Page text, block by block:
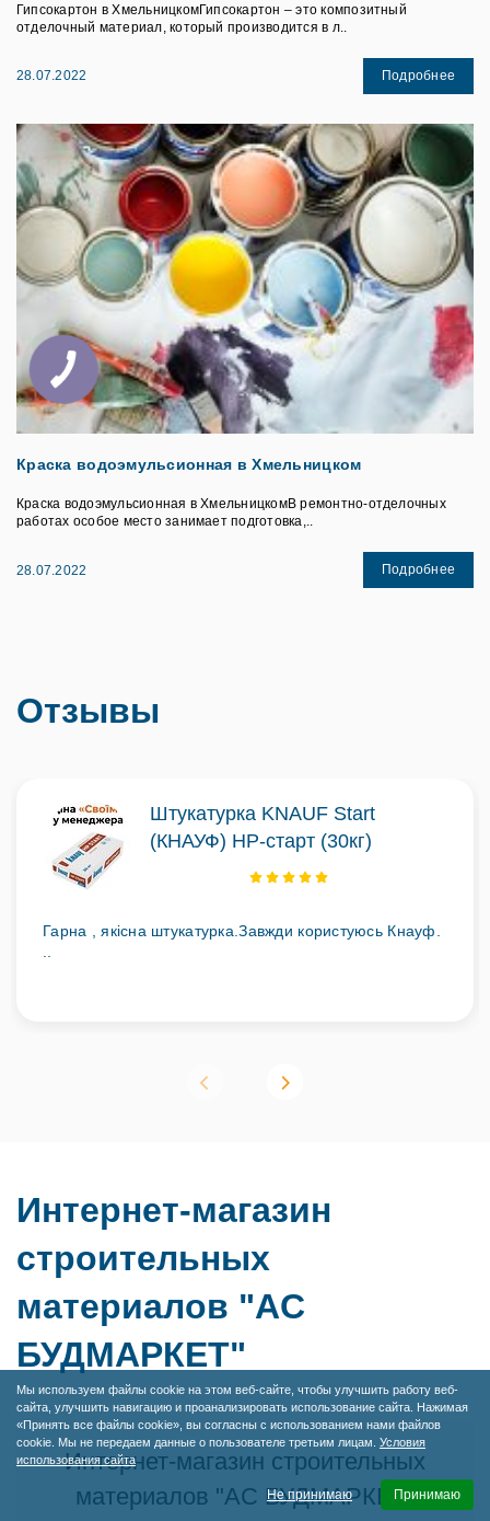
Гипсокартон в ХмельницкомГипсокартон – это композитный
отделочный материал, который производится в л..
28.07.2022 Подробнее
Краска водоэмульсионная в Хмельницком
Краска водоэмульсионная в ХмельницкомВ ремонтно-отделочных
работах особое место занимает подготовка,..
28.07.2022 Подробнее
Отзывы
Штукатурка KNAUF Start
(КНАУФ) НР-старт (30кг)
Гарна , якісна штукатурка.Завжди користуюсь Кнауф.
..
Интернет-магазин
строительных
материалов "AC
БУДМАРКЕТ"
Интернет-магазин строительных
материалов "AC БУДМАРКЕТ"
Мы используем файлы cookie на этом веб-сайте, чтобы улучшить работу веб-
сайта, улучшить навигацию и проанализировать использование сайта. Нажимая
«Принять все файлы cookie», вы согласны с использованием нами файлов
cookie. Мы не передаем данные о пользователе третьим лицам. Условия
использования сайта
Не принимаю Принимаю